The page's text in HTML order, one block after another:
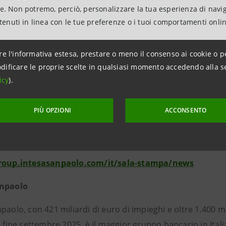
Non potremo, perciò, personalizzare la tua esperienza di
in linea con le tue preferenze o i tuoi comportamenti
l'informativa estesa, prestare o meno il consenso ai cookie o
le proprie scelte in qualsiasi momento accedendo alla
).
PIÙ OPZIONI ACCONSENTO
dell’Area di Coordinamento Business Units, Market
Tra le altre esperienze rilevanti è stato professore a
Milano e dal 2018 è Presidente di AIFIRM (Italian
it/sala-stampa/news
con 421 miliardi di euro di impieghi e oltre 1.400